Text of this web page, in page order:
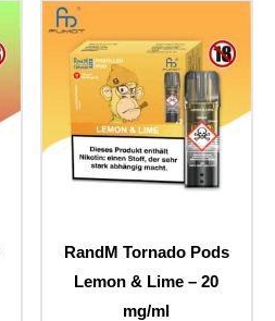
RandM Tornado Pods
Lemon & Lime – 20
mg/ml